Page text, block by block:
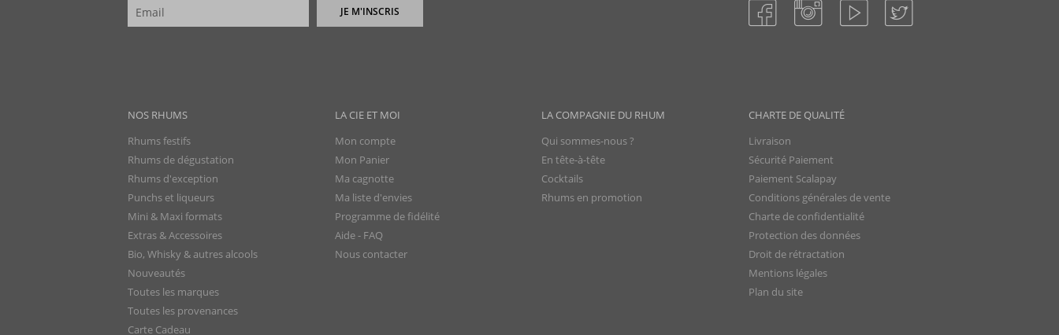
JE M'INSCRIS
NOS RHUMS
Rhums festifs
Rhums de dégustation
Rhums d'exception
Punchs et liqueurs
Mini & Maxi formats
Extras & Accessoires
Bio, Whisky & autres alcools
Nouveautés
Toutes les marques
Toutes les provenances
Carte Cadeau
LA COMPAGNIE DU RHUM
Qui sommes-nous ?
En tête-à-tête
Cocktails
Rhums en promotion
LA CIE ET MOI
Mon compte
Mon Panier
Ma cagnotte
Ma liste d'envies
Programme de fidélité
Aide - FAQ
Nous contacter
CHARTE DE QUALITÉ
Livraison
Sécurité Paiement
Paiement Scalapay
Conditions générales de vente
Charte de confidentialité
Protection des données
Droit de rétractation
Mentions légales
Plan du site